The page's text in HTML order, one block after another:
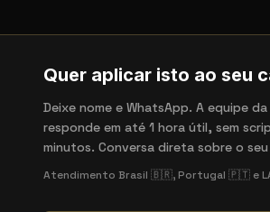
Quer aplicar isto ao seu
Deixe nome e WhatsApp. A equipe
responde em até 1 hora útil, sem
minutos. Conversa direta sobre o
Atendimento Brasil 🇧🇷, Portugal 🇵🇹 e